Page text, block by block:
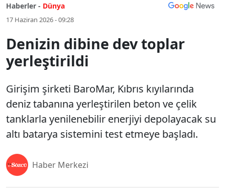
Haberler - Dünya
17 Haziran 2026 - 09:28
Denizin dibine dev toplar
yerleştirildi
Girişim şirketi BaroMar, Kıbrıs kıyılarında
deniz tabanına yerleştirilen beton ve çelik
tanklarla yenilenebilir enerjiyi depolayacak su
altı batarya sistemini test etmeye başladı.
Haber Merkezi